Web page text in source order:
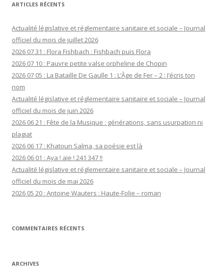
ARTICLES RÉCENTS
Actualité législative et réglementaire sanitaire et sociale – Journal
officiel du mois de juillet 2026
2026 07 31 : Flora Fishbach : Fishbach puis Flora
2026 07 10 : Pauvre petite valse orpheline de Chopin
2026 07 05 : La Bataille De Gaulle 1 : L’Âge de Fer – 2 : J’écris ton
nom
Actualité législative et réglementaire sanitaire et sociale – Journal
officiel du mois de juin 2026
2026 06 21 : Fête de la Musique : générations, sans usurpation ni
plagiat
2026 06 17 : Khatoun Salma, sa poésie est là
2026 06 01 : Aya ! aïe ! 241 347 !!
Actualité législative et réglementaire sanitaire et sociale – Journal
officiel du mois de mai 2026
2026 05 20 : Antoine Wauters : Haute-Folie – roman
COMMENTAIRES RÉCENTS
ARCHIVES